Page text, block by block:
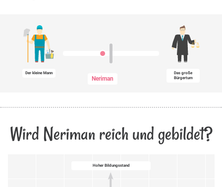
Der kleine Mann
Neriman
Das große
Bürgertum
Wird Neriman reich und gebildet?
Hoher Bildungsstand